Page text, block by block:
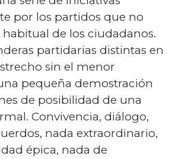
por los partidos que no
de los ciudadanos.
partidarias distintas en
sin el menor
pequeña demostración
de posibilidad de una
Convivencia, diálogo,
nada extraordinario,
épica, nada de